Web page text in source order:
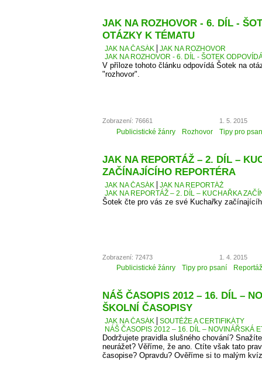
JAK NA ROZHOVOR - 6. DÍL -
OTÁZKY K TÉMATU
JAK NA ČASÁK
JAK NA ROZHOVOR
JAK NA ROZHOVOR - 6. DÍL - ŠOTEK
V příloze tohoto článku odpovídá Šotek na
"rozhovor".
Zobrazení: 76661 1. 5. 2015
Publicistické žánry Rozhovor Tipy pro
JAK NA REPORTÁŽ – 2. DÍL –
ZAČÍNAJÍCÍHO REPORTÉRA
JAK NA ČASÁK
JAK NA REPORTÁŽ
JAK NA REPORTÁŽ – 2. DÍL – KUCHAŘKA
Šotek čte pro vás ze své Kuchařky
Zobrazení: 72473 1. 4. 2015
Publicistické žánry Tipy pro psaní Reportáž
NÁŠ ČASOPIS 2012 – 16. DÍL –
ŠKOLNÍ ČASOPISY
JAK NA ČASÁK
SOUTĚŽE A CERTIFIKÁTY
NÁŠ ČASOPIS 2012 – 16. DÍL – NOVINÁŘSKÁ
Dodržujete pravidla slušného chování?
neurážet? Věříme, že ano. Ctíte však tato
časopise? Opravdu? Ověříme si to malým